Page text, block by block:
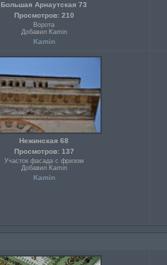
Большая Арнаутская 73
Просмотров: 210
Ворота
Добавил Kamin
Kamin
Нежинская 68
Просмотров: 137
Участок фасада с фризом
Добавил Kamin
Kamin